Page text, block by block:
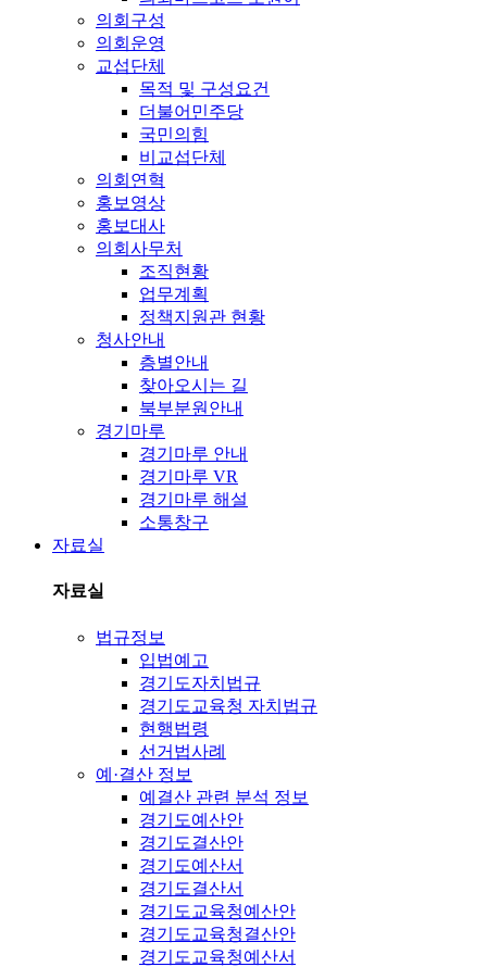
의회구성
의회운영
교섭단체
목적 및 구성요건
더불어민주당
국민의힘
비교섭단체
의회연혁
홍보영상
홍보대사
의회사무처
조직현황
업무계획
정책지원관 현황
청사안내
층별안내
찾아오시는 길
북부분원안내
경기마루
경기마루 안내
경기마루 VR
경기마루 해설
소통창구
자료실
자료실
법규정보
입법예고
경기도자치법규
경기도교육청 자치법규
현행법령
선거법사례
예·결산 정보
예결산 관련 분석 정보
경기도예산안
경기도결산안
경기도예산서
경기도결산서
경기도교육청예산안
경기도교육청결산안
경기도교육청예산서